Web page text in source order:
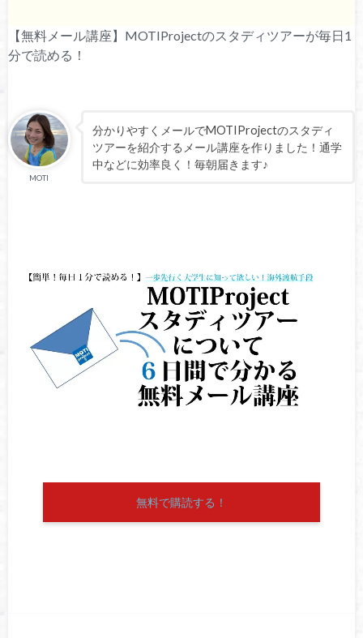
【無料メール講座】MOTIProjectのスタディツアーが毎日1
分で読める！
MOTI
分かりやすくメールでMOTIProjectのスタディ
ツアーを紹介するメール講座を作りました！通学
中などに効率良く！毎朝届きます♪
無料で購読する！